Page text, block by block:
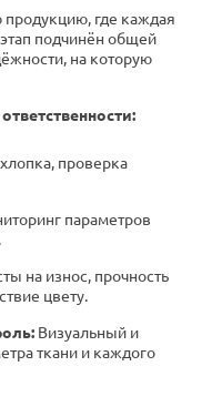
где каждая
подчинён общей
на которую
проверка
параметров
на износ, прочность
цвету.
Визуальный и
ткани и каждого